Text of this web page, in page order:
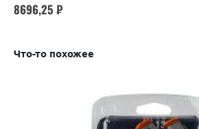
8696,25 ₽
Что-то похожее